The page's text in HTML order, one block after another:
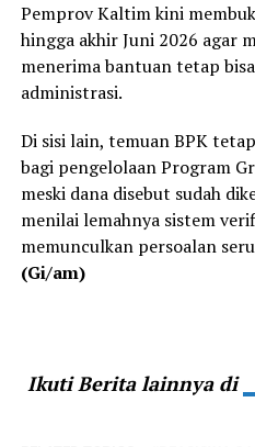
Pemprov Kaltim kini
hingga akhir Juni 2026 agar
menerima bantuan tetap
administrasi.
Di sisi lain, temuan BPK
bagi pengelolaan Program
meski dana disebut sudah
menilai lemahnya sistem
memunculkan persoalan
(Gi/am)
Ikuti Berita lainnya di